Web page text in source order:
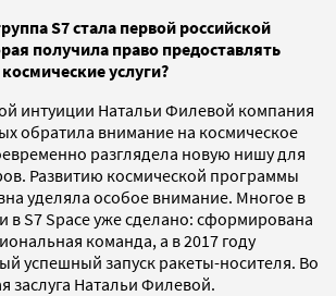
S7 стала первой российской
получила право предоставлять
услуги?
интуиции Натальи Филевой компания
обратила внимание на космическое
разглядела новую нишу для
Развитию космической программы
уделяла особое внимание. Многое в
в S7 Space уже сделано: сформирована
команда, а в 2017 году
успешный запуск ракеты-носителя. Во
заслуга Натальи Филевой.